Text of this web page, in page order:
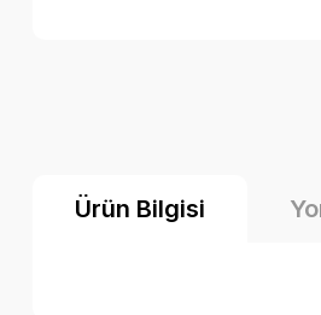
Ürün Bilgisi